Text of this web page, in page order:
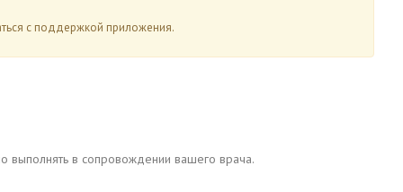
с поддержкой приложения.
выполнять в сопровождении вашего врача.